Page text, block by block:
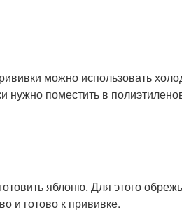
можно использовать
нужно поместить в
яблоню. Для этого
и готово к прививке.